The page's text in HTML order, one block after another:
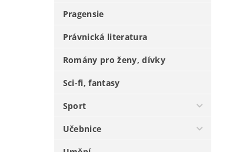
Pragensie
Právnická literatura
Romány pro ženy, dívky
Sci-fi, fantasy
Sport
Učebnice